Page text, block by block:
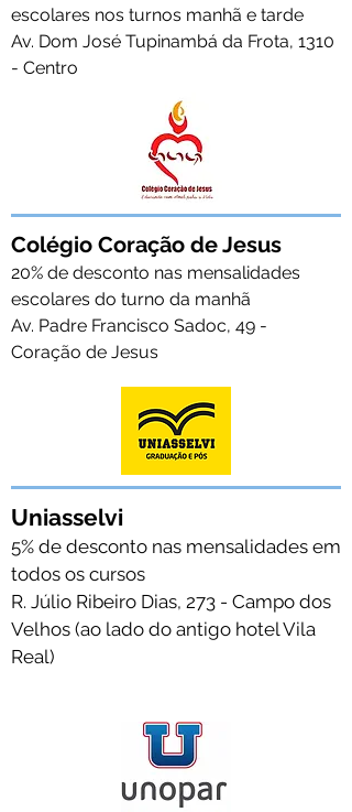
escolares nos turnos manhã e tarde
Av. Dom José Tupinambá da Frota, 1310
- Centro
Colégio Coração de Jesus
20% de desconto nas mensalidades
escolares do turno da manhã
Av. Padre Francisco Sadoc, 49 -
Coração de Jesus
Uniasselvi
5% de desconto nas mensalidades em
todos os cursos
R. Júlio Ribeiro Dias, 273 - Campo dos
Velhos (ao lado do antigo hotel Vila
Real)